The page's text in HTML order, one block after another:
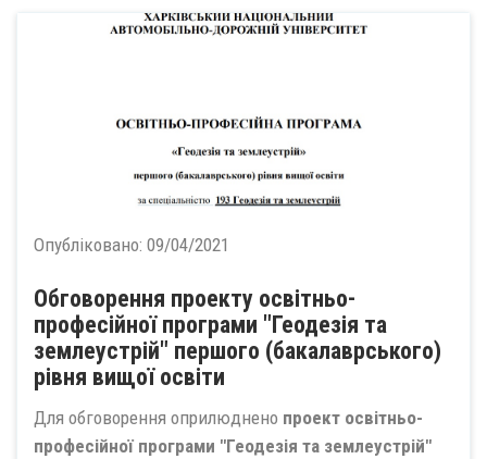
Опубліковано: 09/04/2021
Обговорення проекту освітньо-
професійної програми "Геодезія та
землеустрій" першого (бакалаврського)
рівня вищої освіти
Для обговорення оприлюднено проект освітньо-
професійної програми "Геодезія та землеустрій"